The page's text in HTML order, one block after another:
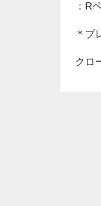
：R
＊ブ
クロ